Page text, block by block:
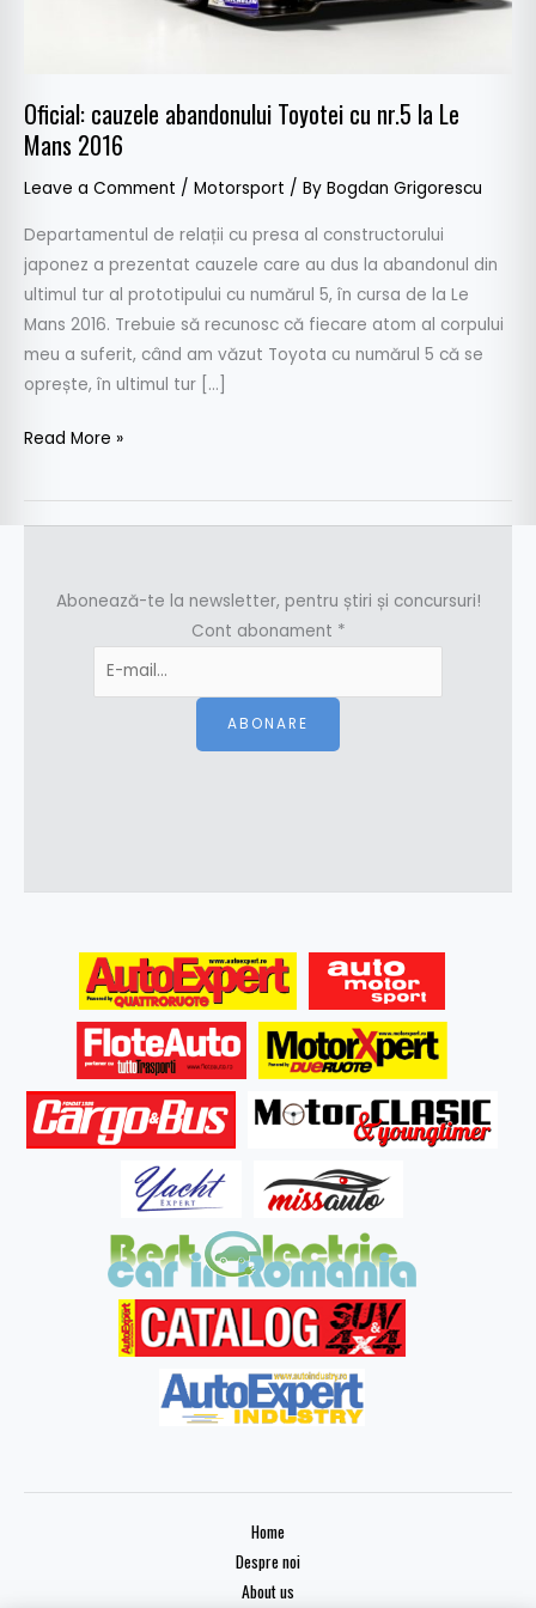
Oficial: cauzele abandonului Toyotei cu nr.5 la Le
Mans 2016
Leave a Comment / Motorsport / By Bogdan Grigorescu
Departamentul de relații cu presa al constructorului
japonez a prezentat cauzele care au dus la abandonul din
ultimul tur al prototipului cu numărul 5, în cursa de la Le
Mans 2016. Trebuie să recunosc că fiecare atom al corpului
meu a suferit, când am văzut Toyota cu numărul 5 că se
oprește, în ultimul tur […]
Read More »
Abonează-te la newsletter, pentru știri și concursuri!
Cont abonament *
ABONARE
Home
Despre noi
About us